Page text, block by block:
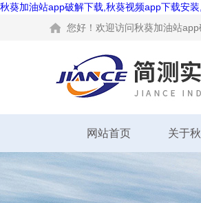
秋葵加油站app破解下载,秋葵视频app下载安
您好！欢迎访问秋葵加油站
网站首页 关于